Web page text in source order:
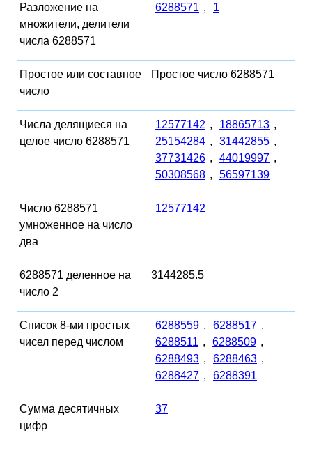
Разложение на
множители, делители
числа 6288571
6288571 , 1
Простое или составное
число
Простое число 6288571
Числа делящиеся на
целое число 6288571
12577142 , 18865713 ,
25154284 , 31442855 ,
37731426 , 44019997 ,
50308568 , 56597139
Число 6288571
умноженное на число
два
12577142
6288571 деленное на
число 2
3144285.5
Список 8-ми простых
чисел перед числом
6288559 , 6288517 ,
6288511 , 6288509 ,
6288493 , 6288463 ,
6288427 , 6288391
Сумма десятичных
цифр
37